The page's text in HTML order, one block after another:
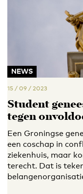
NEWS
15 / 09 / 2023
Student
tegen
Een Groningse
een coschap in
ziekenhuis, maar
terecht. Dat is